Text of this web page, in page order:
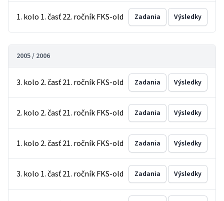
1. kolo 1. časť 22. ročník FKS-old Zadania Výsledky
2005 / 2006
3. kolo 2. časť 21. ročník FKS-old Zadania Výsledky
2. kolo 2. časť 21. ročník FKS-old Zadania Výsledky
1. kolo 2. časť 21. ročník FKS-old Zadania Výsledky
3. kolo 1. časť 21. ročník FKS-old Zadania Výsledky